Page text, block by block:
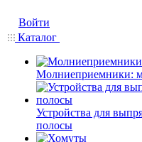
Войти
Каталог
Молниеприемники:
Устройства для
полосы